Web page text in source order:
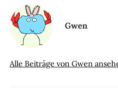
Gwen
Alle Beiträge von Gwen